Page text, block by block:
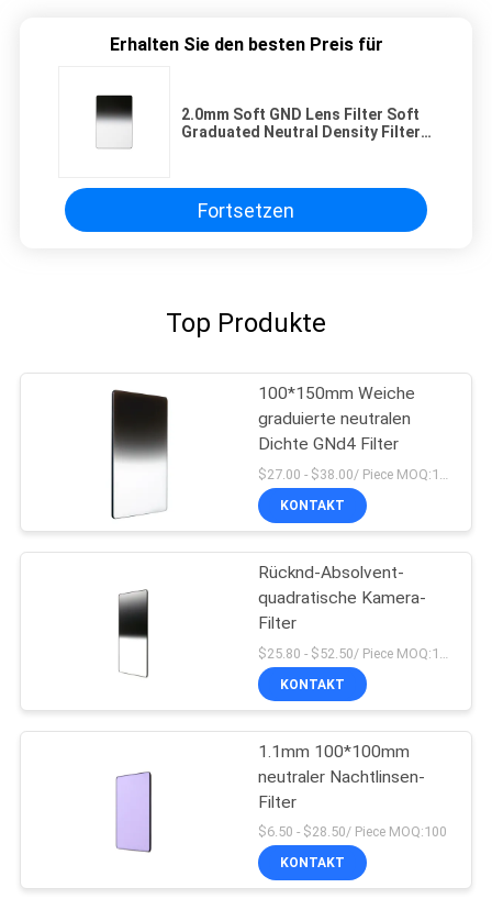
Erhalten Sie den besten Preis für
2.0mm Soft GND Lens Filter Soft
Graduated Neutral Density Filter
Fortsetzen
Top Produkte
100*150mm Weiche
graduierte neutralen
Dichte GNd4 Filter
KONTAKT
Rücknd-Absolvent-
quadratische Kamera-
Filter
KONTAKT
1.1mm 100*100mm
neutraler Nachtlinsen-
Filter
$6.50 - $28.50/ Piece MOQ:100
KONTAKT